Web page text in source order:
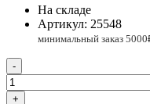
На складе
Артикул: 25548
-
+